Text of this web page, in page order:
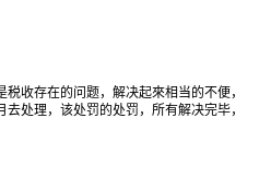
收存在的问题，解决起來相当的不便，
处理，该处罚的处罚，所有解决完毕，